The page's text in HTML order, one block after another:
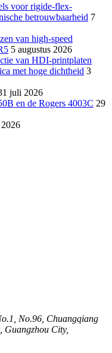
voor rigide-flex-
betrouwbaarheid 7
van high-speed
5 augustus 2026
van HDI-printplaten
met hoge dichtheid 3
juli 2026
en de Rogers 4003C 29
No.96, Chuangqiang
Guangzhou City,